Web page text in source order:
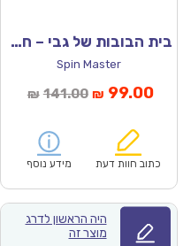
בית הבובות של גבי – חדר דלוקס מגוון
Spin Master
₪ 141.00המחיר
היה:
₪141.00.
₪ 99.00
כתוב חוות דעת מידע נוסף
₪189.90.
היה הראשון לדרג
מוצר זה